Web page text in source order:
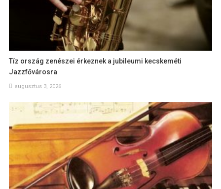
Tíz ország zenészei érkeznek a jubileumi kecskeméti
Jazzfővárosra
augusztus 3, 2026